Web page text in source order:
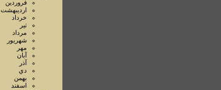
فروردين
ارديبهشت
خرداد
تير
مرداد
شهريور
مهر
آبان
آذر
دي
بهمن
اسفند